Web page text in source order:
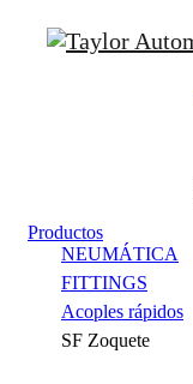
Productos
NEUMÁTICA
FITTINGS
Acoples rápidos
SF Zoquete